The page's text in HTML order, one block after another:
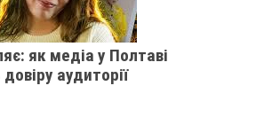
як медіа у Полтаві
аудиторії